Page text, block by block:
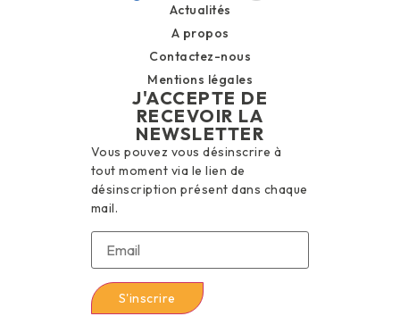
Actualités
A propos
Contactez-nous
Mentions légales
J'ACCEPTE DE
RECEVOIR LA
NEWSLETTER
Vous pouvez vous désinscrire à
tout moment via le lien de
désinscription présent dans chaque
mail.